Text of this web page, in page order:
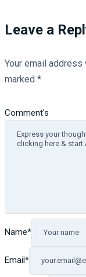
Leave a
Your email
marked *
Comment's
Name*
Email*